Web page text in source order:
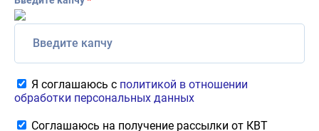
Я соглашаюсь с политикой в отношении
обработки персональных данных
Соглашаюсь на получение рассылки от КВТ